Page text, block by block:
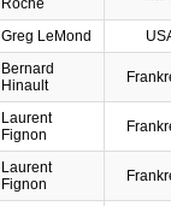
Greg LeMond
Bernard
Hinault
Laurent
Fignon
Laurent
Fignon